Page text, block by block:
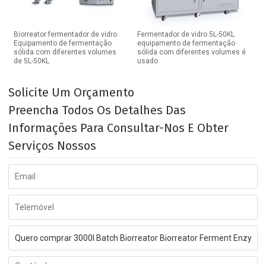
Biorreator fermentador de vidro
Equipamento de fermentação
sólida com diferentes volumes
de 5L-50KL
Fermentador de vidro 5L-50KL
equipamento de fermentação
sólida com diferentes volumes é
usado
Solicite Um Orçamento
Preencha Todos Os Detalhes Das
Informações Para Consultar-Nos E Obter
Serviços Nossos